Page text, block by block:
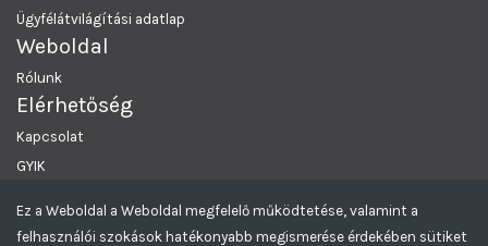
Ügyfélátvilágítási adatlap
Weboldal
Rólunk
Elérhetőség
Kapcsolat
GYIK
MRKL Budapest© 2026 Minden Jog Fenntartva.
Ez a Weboldal a Weboldal megfelelő működtetése, valamint a
felhasználói szokások hatékonyabb megismerése érdekében sütiket